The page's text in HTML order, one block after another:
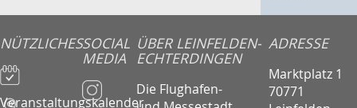
NÜTZLICHES
Veranstaltungskalender
SOCIAL
MEDIA
ÜBER LEINFELDEN-
ECHTERDINGEN
Die Flughafen-
ADRESSE
Marktplatz 1
70771